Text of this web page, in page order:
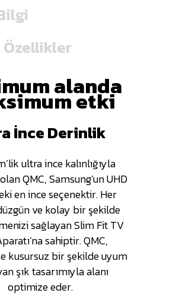
alanda
etki
İnce Derinlik
ultra ince kalınlığıyla
QMC, Samsung’un UHD
en ince seçenektir. Her
ve kolay bir şekilde
sağlayan Slim Fit TV
sahiptir. QMC,
kusursuz bir şekilde uyum
şık tasarımıyla alanı
optimize eder.